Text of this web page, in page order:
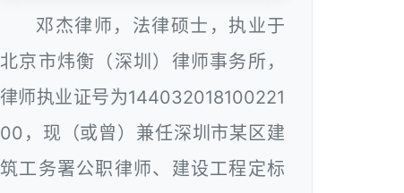
邓杰律师，法律硕士，执业于
北京市炜衡（深圳）律师事务所，
律师执业证号为144032018100221
00，现（或曾）兼任深圳市某区建
筑工务署公职律师、建设工程定标